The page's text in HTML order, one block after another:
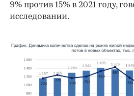
9% против 15% в 2021 году,
исследовании.